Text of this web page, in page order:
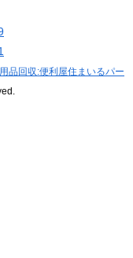
品回収:便利屋住まいるパー